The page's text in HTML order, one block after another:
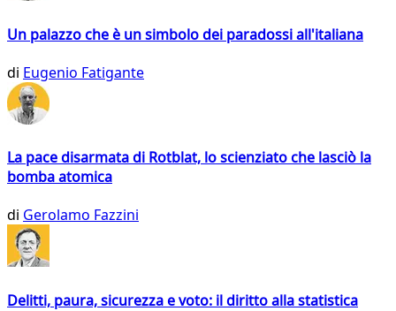
Un palazzo che è un simbolo dei paradossi all'italiana
di Eugenio Fatigante
La pace disarmata di Rotblat, lo scienziato che lasciò la
bomba atomica
di Gerolamo Fazzini
Delitti, paura, sicurezza e voto: il diritto alla statistica